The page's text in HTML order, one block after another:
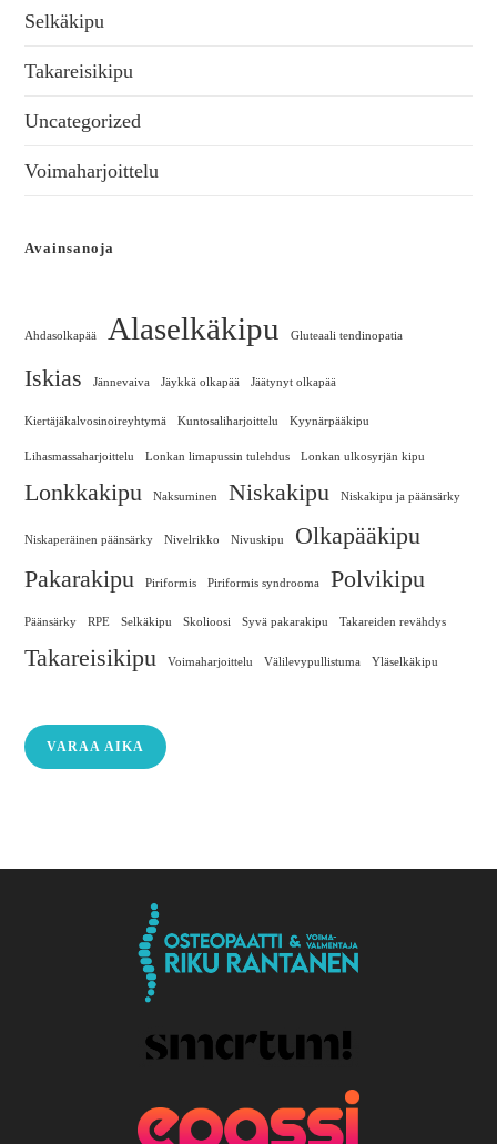
Selkäkipu
Takareisikipu
Uncategorized
Voimaharjoittelu
Avainsanoja
Ahdasolkapää Alaselkäkipu Gluteaali tendinopatia
Iskias Jännevaiva Jäykkä olkapää Jäätynyt olkapää
Kiertäjäkalvosinoireyhtymä Kuntosaliharjoittelu Kyynärpääkipu
Lihasmassaharjoittelu Lonkan limapussin tulehdus Lonkan ulkosyrjän kipu
Lonkkakipu Naksuminen Niskakipu Niskakipu ja päänsärky
Niskaperäinen päänsärky Nivelrikko Nivuskipu
Olkapääkipu
Pakarakipu
Piriformis Piriformis syndrooma Polvikipu
Päänsärky RPE Selkäkipu Skolioosi Syvä pakarakipu Takareiden revähdys
Takareisikipu Voimaharjoittelu Välilevypullistuma Yläselkäkipu
VARAA AIKA